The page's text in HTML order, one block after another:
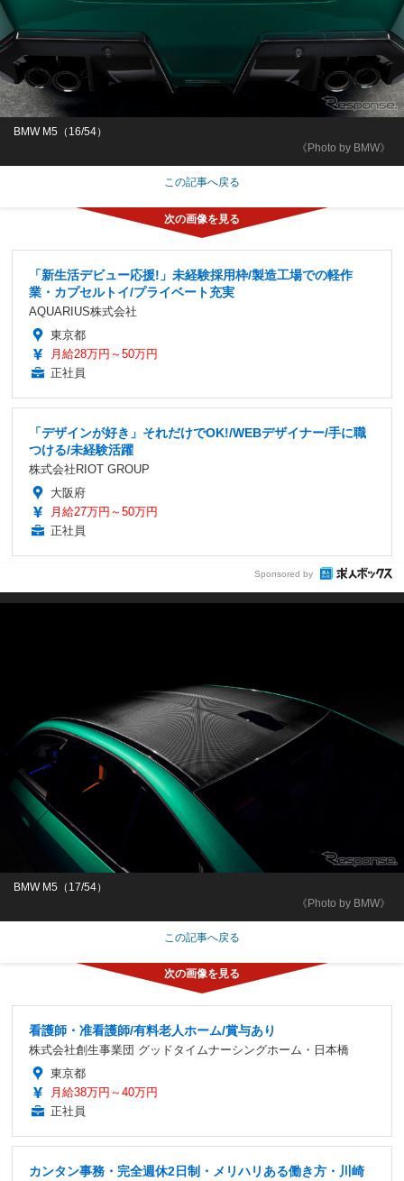
《Photo by BMW》
BMW M5（16/54）
この記事へ戻る
「新生活デビュー応援!」未経験採用枠/製造工場での軽作
業・カプセルトイ/プライベート充実
AQUARIUS株式会社
東京都
月給28万円～50万円
正社員
「デザインが好き」それだけでOK!/WEBデザイナー/手に職
つける/未経験活躍
株式会社RIOT GROUP
大阪府
月給27万円～50万円
正社員
Sponsored by
《Photo by BMW》
BMW M5（17/54）
この記事へ戻る
看護師・准看護師/有料老人ホーム/賞与あり
株式会社創生事業団 グッドタイムナーシングホーム・日本橋
東京都
月給38万円～40万円
正社員
カンタン事務・完全週休2日制・メリハリある働き方・川崎